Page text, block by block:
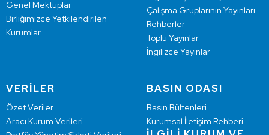
Genel Mektuplar
Birliğimizce Yetkilendirilen
Kurumlar
Çalışma Gruplarının Yayınları
Rehberler
Toplu Yayınlar
İngilizce Yayınlar
VERİLER
Özet Veriler
Aracı Kurum Verileri
BASIN ODASI
Basın Bültenleri
Kurumsal İletişim Rehberi